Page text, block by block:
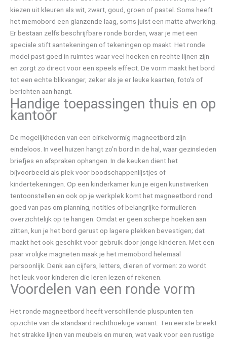
kiezen uit kleuren als wit, zwart, goud, groen of pastel. Soms heeft
het memobord een glanzende laag, soms juist een matte afwerking.
Er bestaan zelfs beschrijfbare ronde borden, waar je met een
speciale stift aantekeningen of tekeningen op maakt. Het ronde
model past goed in ruimtes waar veel hoeken en rechte lijnen zijn
en zorgt zo direct voor een speels effect. De vorm maakt het bord
tot een echte blikvanger, zeker als je er leuke kaarten, foto’s of
berichten aan hangt.
Handige toepassingen thuis en op
kantoor
De mogelijkheden van een cirkelvormig magneetbord zijn
eindeloos. In veel huizen hangt zo’n bord in de hal, waar gezinsleden
briefjes en afspraken ophangen. In de keuken dient het
bijvoorbeeld als plek voor boodschappenlijstjes of
kindertekeningen. Op een kinderkamer kun je eigen kunstwerken
tentoonstellen en ook op je werkplek komt het magneetbord rond
goed van pas om planning, notities of belangrijke formulieren
overzichtelijk op te hangen. Omdat er geen scherpe hoeken aan
zitten, kun je het bord gerust op lagere plekken bevestigen; dat
maakt het ook geschikt voor gebruik door jonge kinderen. Met een
paar vrolijke magneten maak je het memobord helemaal
persoonlijk. Denk aan cijfers, letters, dieren of vormen: zo wordt
het leuk voor kinderen die leren lezen of rekenen.
Voordelen van een ronde vorm
Het ronde magneetbord heeft verschillende pluspunten ten
opzichte van de standaard rechthoekige variant. Ten eerste breekt
het strakke lijnen van meubels en muren, wat vaak voor een rustige